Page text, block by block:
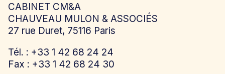
CABINET CM&A
CHAUVEAU MULON & ASSOCIÉS
27 rue Duret, 75116 Paris
Tél. : +33 1 42 68 24 24
Fax : +33 1 42 68 24 30